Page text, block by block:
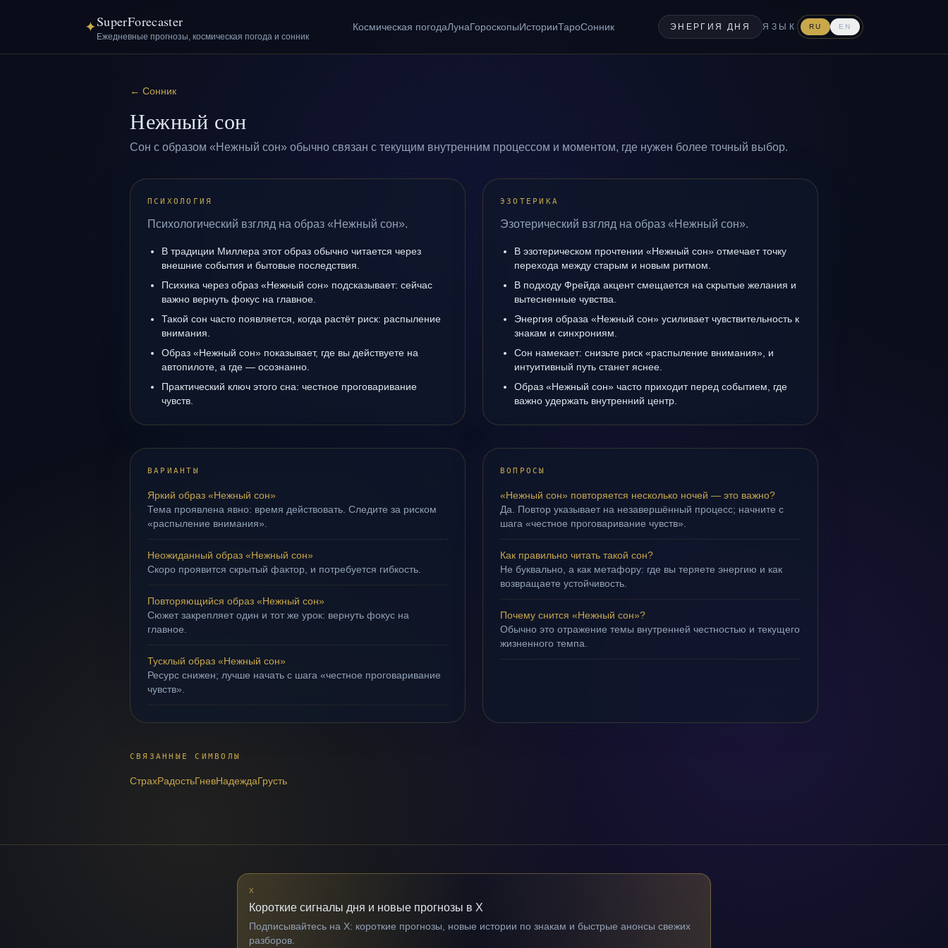
✦SuperForecaster
Ежедневные прогнозы, космическая погода и сонник
Космическая погодаЛунаГороскопыИсторииТароСонник ЭНЕРГИЯ ДНЯ ЯЗЫК RU EN
← Сонник
Нежный сон
Сон с образом «Нежный сон» обычно связан с текущим внутренним процессом и моментом, где нужен более точный выбор.
ПСИХОЛОГИЯ
Психологический взгляд на образ «Нежный сон».
В традиции Миллера этот образ обычно читается через
внешние события и бытовые последствия.
Психика через образ «Нежный сон» подсказывает: сейчас
важно вернуть фокус на главное.
Такой сон часто появляется, когда растёт риск: распыление
внимания.
Образ «Нежный сон» показывает, где вы действуете на
автопилоте, а где — осознанно.
Практический ключ этого сна: честное проговаривание
чувств.
ЭЗОТЕРИКА
Эзотерический взгляд на образ «Нежный сон».
В эзотерическом прочтении «Нежный сон» отмечает точку
перехода между старым и новым ритмом.
В подходу Фрейда акцент смещается на скрытые желания и
вытесненные чувства.
Энергия образа «Нежный сон» усиливает чувствительность к
знакам и синхрониям.
Сон намекает: снизьте риск «распыление внимания», и
интуитивный путь станет яснее.
Образ «Нежный сон» часто приходит перед событием, где
важно удержать внутренний центр.
ВАРИАНТЫ
Яркий образ «Нежный сон»
Тема проявлена явно: время действовать. Следите за риском
«распыление внимания».
Неожиданный образ «Нежный сон»
Скоро проявится скрытый фактор, и потребуется гибкость.
Повторяющийся образ «Нежный сон»
Сюжет закрепляет один и тот же урок: вернуть фокус на
главное.
Тусклый образ «Нежный сон»
Ресурс снижен; лучше начать с шага «честное проговаривание
чувств».
ВОПРОСЫ
«Нежный сон» повторяется несколько ночей — это важно?
Да. Повтор указывает на незавершённый процесс; начните с
шага «честное проговаривание чувств».
Как правильно читать такой сон?
Не буквально, а как метафору: где вы теряете энергию и как
возвращаете устойчивость.
Почему снится «Нежный сон»?
Обычно это отражение темы внутренней честностью и текущего
жизненного темпа.
СВЯЗАННЫЕ СИМВОЛЫ
СтрахРадостьГневНадеждаГрусть
X
Короткие сигналы дня и новые прогнозы в X
Подписывайтесь на X: короткие прогнозы, новые истории по знакам и быстрые анонсы свежих
разборов.